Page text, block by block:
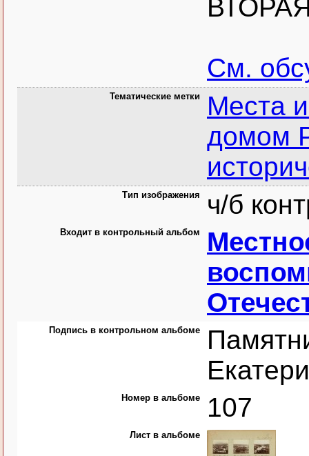
См.
Тематические метки
Места
домом
Тип изображения ч/б
Входит в контрольный альбом
Подпись в контрольном альбоме
Номер в альбоме 107
Лист в альбоме